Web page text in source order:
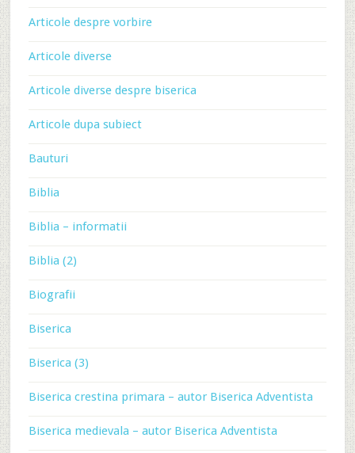
Articole despre vorbire
Articole diverse
Articole diverse despre biserica
Articole dupa subiect
Bauturi
Biblia
Biblia – informatii
Biblia (2)
Biografii
Biserica
Biserica (3)
Biserica crestina primara – autor Biserica Adventista
Biserica medievala – autor Biserica Adventista